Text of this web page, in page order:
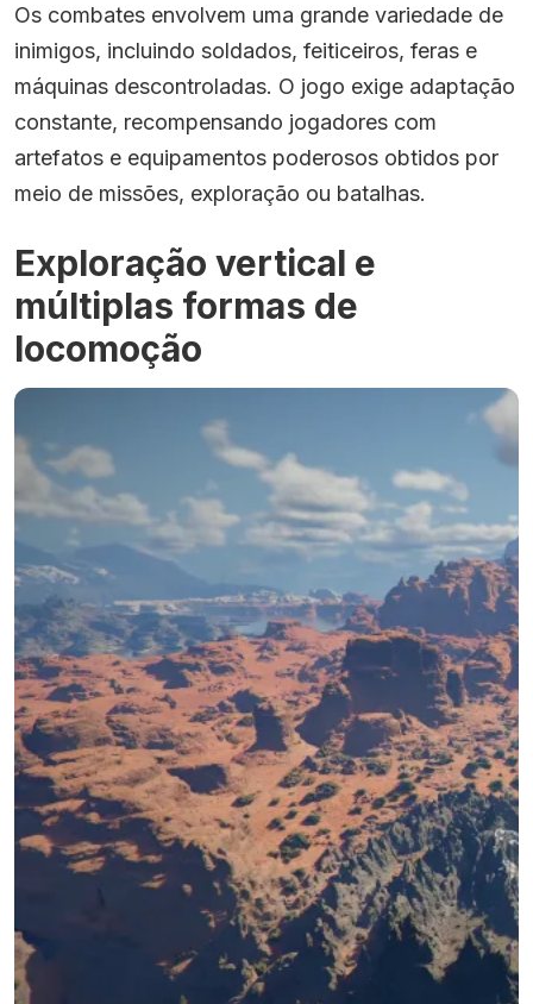
Os combates envolvem uma grande variedade de
inimigos, incluindo soldados, feiticeiros, feras e
máquinas descontroladas. O jogo exige adaptação
constante, recompensando jogadores com
artefatos e equipamentos poderosos obtidos por
meio de missões, exploração ou batalhas.
Exploração vertical e
múltiplas formas de
locomoção